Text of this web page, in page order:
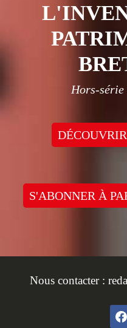
Hors-série
S'ABONNER À
Nous contacter :